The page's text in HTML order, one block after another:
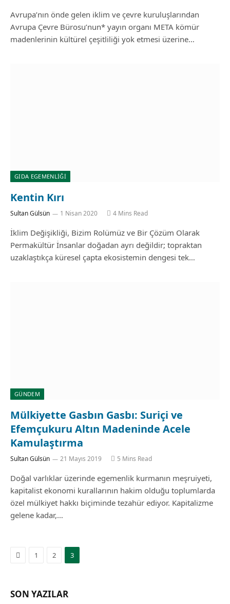
Avrupa’nın önde gelen iklim ve çevre kuruluşlarından
Avrupa Çevre Bürosu’nun* yayın organı META kömür
madenlerinin kültürel çeşitliliği yok etmesi üzerine…
GIDA EGEMENLIĞI
Kentin Kırı
Sultan Gülsün 1 Nisan 2020 4 Mins Read
İklim Değişikliği, Bizim Rolümüz ve Bir Çözüm Olarak
Permakültür İnsanlar doğadan ayrı değildir; topraktan
uzaklaştıkça küresel çapta ekosistemin dengesi tek…
GÜNDEM
Mülkiyette Gasbın Gasbı: Suriçi ve
Efemçukuru Altın Madeninde Acele
Kamulaştırma
Sultan Gülsün 21 Mayıs 2019 5 Mins Read
Doğal varlıklar üzerinde egemenlik kurmanın meşruiyeti,
kapitalist ekonomi kurallarının hakim olduğu toplumlarda
özel mülkiyet hakkı biçiminde tezahür ediyor. Kapitalizme
gelene kadar,…
Previous
1 2 3
SON YAZILAR